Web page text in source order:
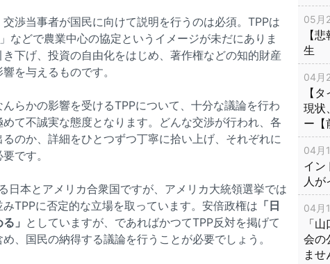
渉当事者が国民に向けて説明を行うのは必須。TPPは
などで農業中心の協定というイメージが未だにありま
下げ、投資の自由化をはじめ、著作権などの知的財産
を与えるものです。
らかの影響を受けるTPPについて、十分な議論を行わ
て不誠実な態度となります。どんな交渉が行われ、各
のか、詳細をひとつずつ丁寧に拾い上げ、それぞれに
です。
日本とアメリカ合衆国ですが、アメリカ大統領選挙では
TPPに否定的な立場を取っています。安倍政権は 「日
」 としていますが、であればかつてTPP反対を掲げて
、国民の納得する議論を行うことが必要でしょう。
05月
【
生
04月
【
現状
ー【
04月
イン
人が
04月
「
会の
ませ